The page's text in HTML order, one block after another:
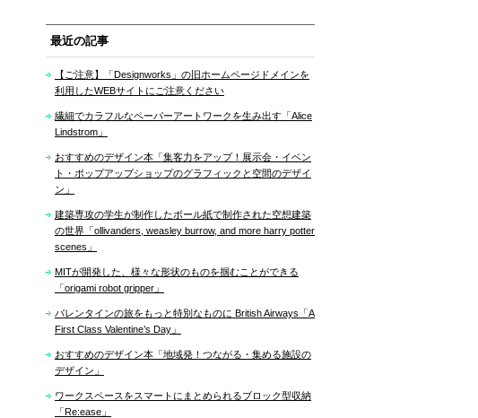
最近の記事
【ご注意】「Designworks」の旧ホームページドメインを
利用したWEBサイトにご注意ください
繊細でカラフルなペーパーアートワークを生み出す「Alice
Lindstrom」
おすすめのデザイン本「集客力をアップ！展示会・イベン
ト・ポップアップショップのグラフィックと空間のデザイ
ン」
建築専攻の学生が制作したボール紙で制作された空想建築
の世界「ollivanders, weasley burrow, and more harry potter
scenes」
MITが開発した、様々な形状のものを掴むことができる
「origami robot gripper」
バレンタインの旅をもっと特別なものに British Airways「A
First Class Valentine’s Day」
おすすめのデザイン本「地域発！つながる・集める施設の
デザイン」
ワークスペースをスマートにまとめられるブロック型収納
「Re:ease」